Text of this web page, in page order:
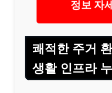
정보 자
쾌적한 주거
생활 인프라